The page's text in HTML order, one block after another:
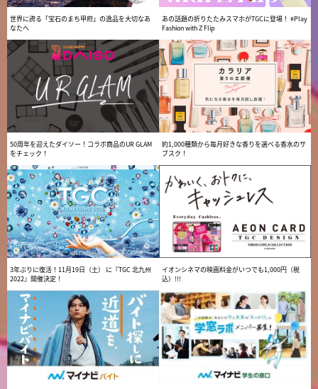
世界に誇る「宝石のまち甲府」の逸品を大切なあ
なたへ
あの話題の折りたたみスマホがTGCに登場！ #Play
Fashion with Z Flip
50周年を迎えたダイソー！コラボ商品のUR GLAM
をチェック！
約1,000種類から毎月好きな香りを選べる香水のサ
ブスク！
3年ぶりに復活！11月19日（土） に『TGC 北九州
2022』開催決定！
イオンシネマの映画料金がいつでも1,000円（税
込）!!!